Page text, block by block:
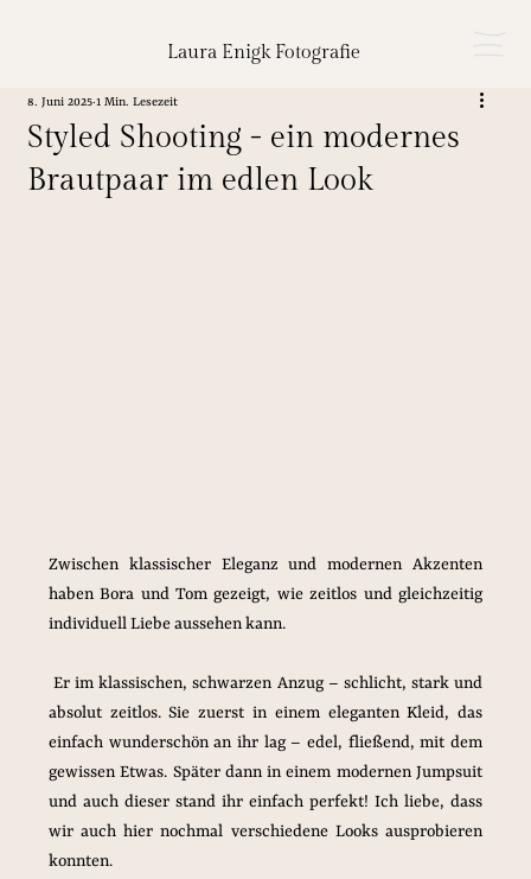
Laura Enigk Fotografie
Styled Shooting - ein modernes
Brautpaar im edlen Look
8. Juni 2025 1 Min. Lesezeit
Zwischen klassischer Eleganz und modernen Akzenten
haben Bora und Tom gezeigt, wie zeitlos und gleichzeitig
individuell Liebe aussehen kann.
Er im klassischen, schwarzen Anzug – schlicht, stark und
absolut zeitlos. Sie zuerst in einem eleganten Kleid, das
einfach wunderschön an ihr lag – edel, fließend, mit dem
gewissen Etwas. Später dann in einem modernen Jumpsuit
und auch dieser stand ihr einfach perfekt! Ich liebe, dass
wir auch hier nochmal verschiedene Looks ausprobieren
konnten.